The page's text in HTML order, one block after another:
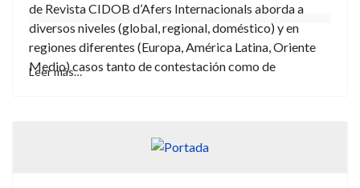
de Revista CIDOB d’Afers Internacionals aborda a
diversos niveles (global, regional, doméstico) y en
regiones diferentes (Europa, América Latina, Oriente
Medio) casos tanto de contestación como de
Leer más…